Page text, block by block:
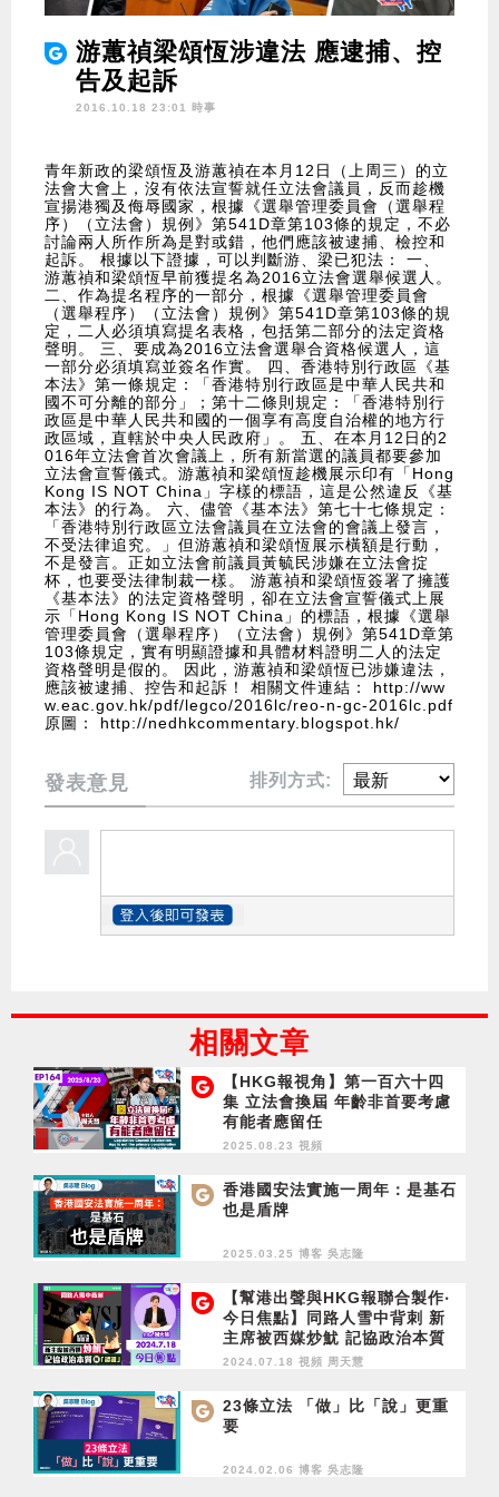
游蕙禎梁頌恆涉違法 應逮捕、控
告及起訴
2016.10.18 23:01 時事
青年新政的梁頌恆及游蕙禎在本月12日（上周三）的立
法會大會上，沒有依法宣誓就任立法會議員，反而趁機
宣揚港獨及侮辱國家，根據《選舉管理委員會（選舉程
序）（立法會）規例》第541D章第103條的規定，不必
討論兩人所作所為是對或錯，他們應該被逮捕、檢控和
起訴。 根據以下證據，可以判斷游、梁已犯法： 一、
游蕙禎和梁頌恆早前獲提名為2016立法會選舉候選人。
二、作為提名程序的一部分，根據《選舉管理委員會
（選舉程序）（立法會）規例》第541D章第103條的規
定，二人必須填寫提名表格，包括第二部分的法定資格
聲明。 三、要成為2016立法會選舉合資格候選人，這
一部分必須填寫並簽名作實。 四、香港特別行政區《基
本法》第一條規定：「香港特別行政區是中華人民共和
國不可分離的部分」；第十二條則規定：「香港特別行
政區是中華人民共和國的一個享有高度自治權的地方行
政區域，直轄於中央人民政府」。 五、在本月12日的2
016年立法會首次會議上，所有新當選的議員都要參加
立法會宣誓儀式。游蕙禎和梁頌恆趁機展示印有「Hong
Kong IS NOT China」字樣的標語，這是公然違反《基
本法》的行為。 六、儘管《基本法》第七十七條規定：
「香港特別行政區立法會議員在立法會的會議上發言，
不受法律追究。」但游蕙禎和梁頌恆展示橫額是行動，
不是發言。正如立法會前議員黃毓民涉嫌在立法會掟
杯，也要受法律制裁一樣。 游蕙禎和梁頌恆簽署了擁護
《基本法》的法定資格聲明，卻在立法會宣誓儀式上展
示「Hong Kong IS NOT China」的標語，根據《選舉
管理委員會（選舉程序）（立法會）規例》第541D章第
103條規定，實有明顯證據和具體材料證明二人的法定
資格聲明是假的。 因此，游蕙禎和梁頌恆已涉嫌違法，
應該被逮捕、控告和起訴！ 相關文件連結： http://ww
w.eac.gov.hk/pdf/legco/2016lc/reo-n-gc-2016lc.pdf
原圖： http://nedhkcommentary.blogspot.hk/
發表意見 排列方式:
相關文章
【HKG報視角】第一百六十四
集 立法會換屆 年齡非首要考慮
有能者應留任
2025.08.23 視頻
香港國安法實施一周年：是基石
也是盾牌
2025.03.25 博客 吳志隆
【幫港出聲與HKG報聯合製作‧
今日焦點】同路人雪中背刺 新
主席被西媒炒魷 記協政治本質
獲「認證」
2024.07.18 視頻 周天慧
23條立法 「做」比「說」更重
要
2024.02.06 博客 吳志隆